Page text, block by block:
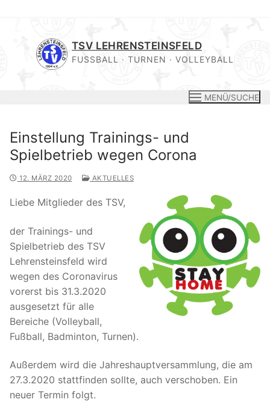
springen
TSV LEHRENSTEINSFELD
FUSSBALL · TURNEN · VOLLEYBALL
MENÜ/SUCHE
Einstellung Trainings- und
Spielbetrieb wegen Corona
12. MÄRZ 2020 AKTUELLES
Liebe Mitglieder des TSV,
der Trainings- und
Spielbetrieb des TSV
Lehrensteinsfeld wird
wegen des Coronavirus
vorerst bis 31.3.2020
ausgesetzt für alle
Bereiche (Volleyball,
Fußball, Badminton, Turnen).
Außerdem wird die Jahreshauptversammlung, die am
27.3.2020 stattfinden sollte, auch verschoben. Ein
neuer Termin folgt.